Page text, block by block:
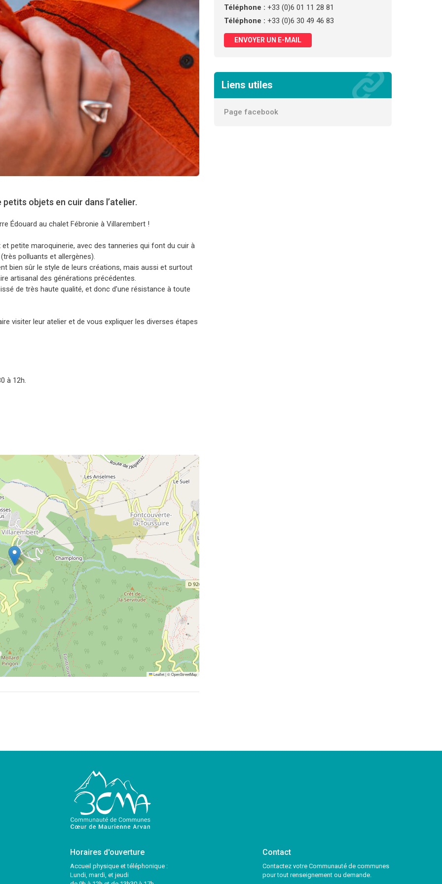
objets en cuir dans l’atelier.
Édouard au chalet Fébronie à Villarembert !
petite maroquinerie, avec des tanneries qui font du cuir à
polluants et allergènes).
bien sûr le style de leurs créations, mais aussi et surtout
artisanal des générations précédentes.
de très haute qualité, et donc d’une résistance à toute
visiter leur atelier et de vous expliquer les diverses étapes
à 12h.
Leaflet|©OpenStreetMap
Téléphone : +33 (0)6 01 11 28 81
Téléphone : +33 (0)6 30 49 46 83
ENVOYER UN E-MAIL
Liens utiles
Page facebook
Horaires d'ouverture
Accueil physique et téléphonique :
Lundi, mardi, et jeudi
Contact
Contactez votre Communauté de communes
pour tout renseignement ou demande.